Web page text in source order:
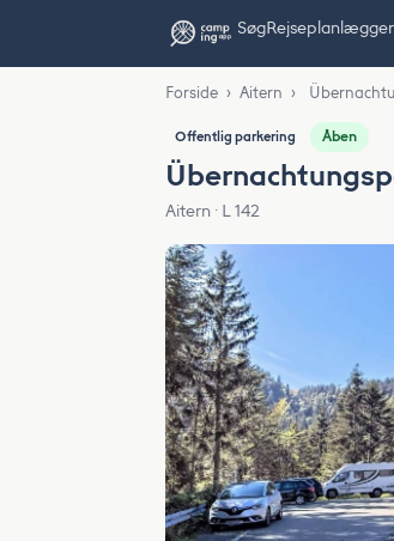
SøgRejseplanlægger
Forside › Aitern ›
Offentlig parkering Åben
Aitern · L 142